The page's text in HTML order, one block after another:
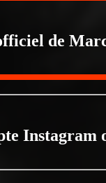
de
Instagram